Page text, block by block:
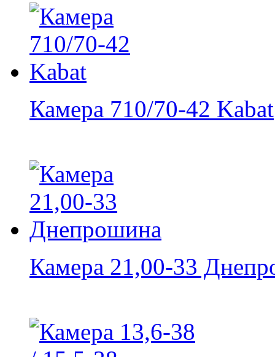
Камера 710/70-42 Kabat
Камера 21,00-33